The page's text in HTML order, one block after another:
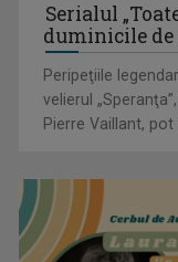
Federația
Serialul
duminicile de
Peripeţiile
velierul
Pierre Vaillant, pot